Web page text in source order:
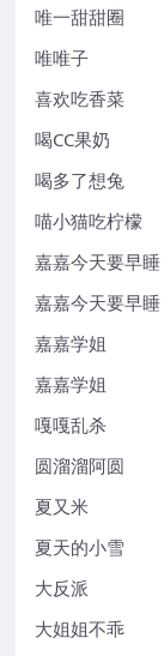
唯一甜甜圈
唯唯子
喜欢吃香菜
喝CC果奶
喝多了想兔
喵小猫吃柠檬
嘉嘉今天要早睡
嘉嘉今天要早睡
嘉嘉学姐
嘉嘉学姐
嘎嘎乱杀
圆溜溜阿圆
夏又米
夏天的小雪
大反派
大姐姐不乖